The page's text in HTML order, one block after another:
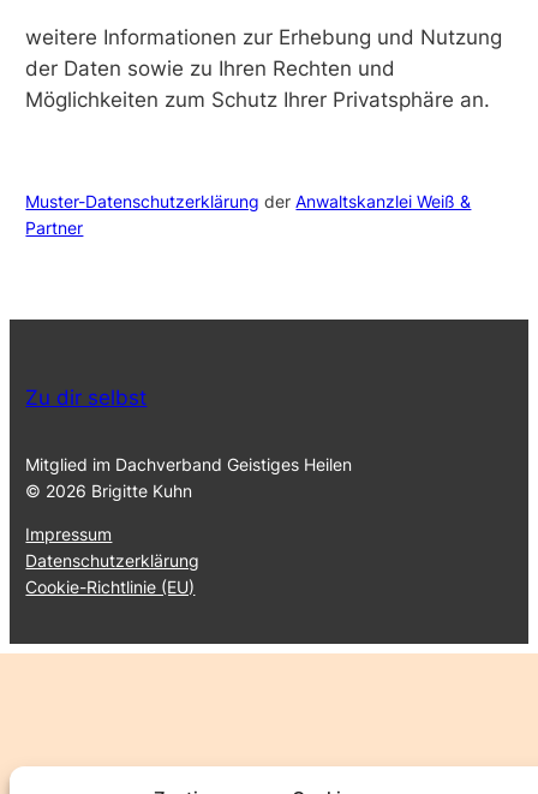
weitere Informationen zur Erhebung und Nutzung
der Daten sowie zu Ihren Rechten und
Möglichkeiten zum Schutz Ihrer Privatsphäre an.
Muster-Datenschutzerklärung derAnwaltskanzlei Weiß &
Partner
Zu dir selbst
Mitglied im Dachverband Geistiges Heilen
© 2026 Brigitte Kuhn
Impressum
Datenschutzerklärung
Cookie-Richtlinie (EU)